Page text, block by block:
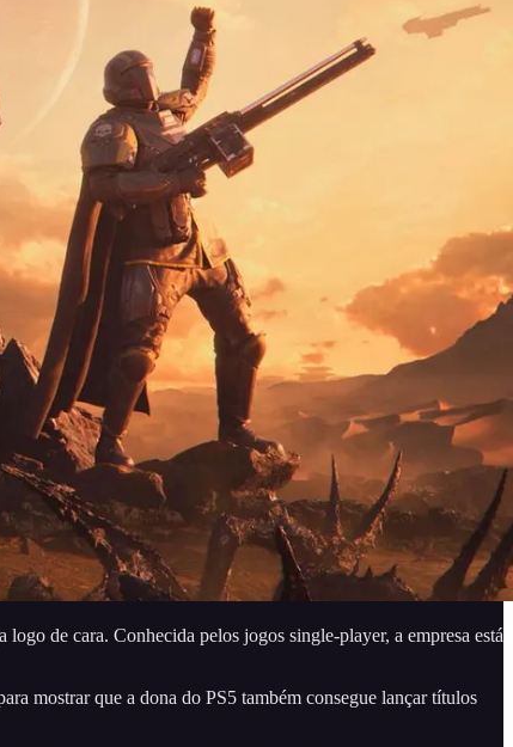
de cara. Conhecida pelos jogos single-player, a empresa está
mostrar que a dona do PS5 também consegue lançar títulos